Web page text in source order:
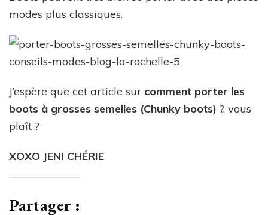
modes plus classiques.
J’espère que cet article sur comment porter les
boots à grosses semelles (Chunky boots) ?, vous
plaît ?
XOXO JENI CHÉRIE
Partager :